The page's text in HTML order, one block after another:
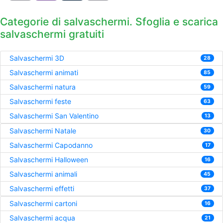
Categorie di salvaschermi. Sfoglia e scarica
salvaschermi gratuiti
Salvaschermi 3D 28
Salvaschermi animati 85
Salvaschermi natura 59
Salvaschermi feste 63
Salvaschermi San Valentino 13
Salvaschermi Natale 30
Salvaschermi Capodanno 17
Salvaschermi Halloween 16
Salvaschermi animali 45
Salvaschermi effetti 37
Salvaschermi cartoni 16
Salvaschermi acqua 21